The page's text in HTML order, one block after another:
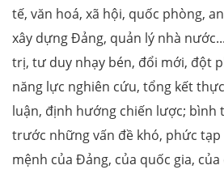
tế, văn hoá, xã hội, quốc phòng,
xây dựng Đảng, quản lý nhà
trị, tư duy nhạy bén, đổi mới, đột
năng lực nghiên cứu, tổng kết
luận, định hướng chiến lược; bình
trước những vấn đề khó, phức tạp
mệnh của Đảng, của quốc gia, của